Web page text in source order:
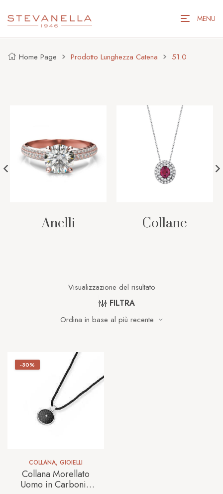
MENU
Home Page Prodotto Lunghezza Catena 51.0
Anelli Collane
Visualizzazione del risultato
FILTRA
-30%
COLLANA, GIOIELLI
Collana Morellato
Uomo in Carbonio